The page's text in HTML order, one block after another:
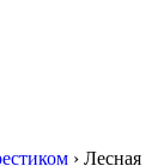
› Лесная